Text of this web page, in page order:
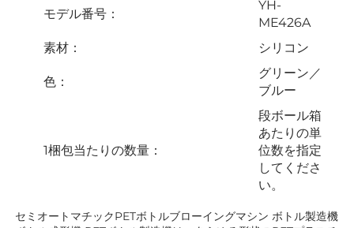
モデル番号：
YH-
ME426A
素材：
シリコン
色：
グリーン／
ブルー
1梱包当たりの数量：
段ボール箱
あたりの単
位数を指定
してくださ
い。
セミオートマチックPETボトルブローイングマシン ボトル製造機